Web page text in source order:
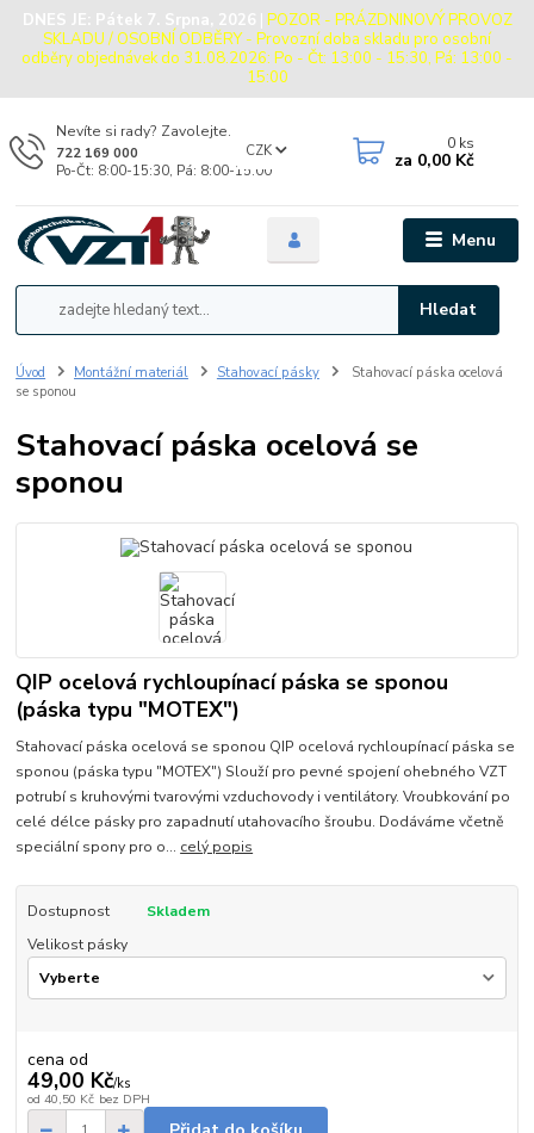
DNES JE: Pátek 7. Srpna, 2026 | POZOR - PRÁZDNINOVÝ PROVOZ
SKLADU / OSOBNÍ ODBĚRY - Provozní doba skladu pro osobní
odběry objednávek do 31.08.2026: Po - Čt: 13:00 - 15:30, Pá: 13:00 -
15:00
Menu
CZK
Hledat
Nevíte si rady? Zavolejte.
722 169 000
Po-Čt: 8:00-15:30, Pá: 8:00-15:00
0 ks
za 0,00 Kč
Úvod Montážní materiál Stahovací pásky
Stahovací páska ocelová
se sponou
Stahovací páska ocelová se
sponou
QIP ocelová rychloupínací páska se sponou
(páska typu "MOTEX")
Stahovací páska ocelová se sponou QIP ocelová rychloupínací páska se
sponou (páska typu "MOTEX") Slouží pro pevné spojení ohebného VZT
potrubí s kruhovými tvarovými vzduchovody i ventilátory. Vroubkování po
celé délce pásky pro zapadnutí utahovacího šroubu. Dodáváme včetně
speciální spony pro o... celý popis
Dostupnost
Skladem
Velikost pásky
cena od
49,00 Kč/ks
od 40,50 Kč bez DPH